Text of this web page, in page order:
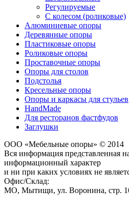
Регулируемые
С колесом (роликовые)
Алюминиевые опоры
Деревянные опоры
Пластиковые опоры
Роликовые опоры
Проставочные опоры
Опоры для столов
Подстолья
Кресельные опоры
Опоры и каркасы для стульев
HandMade
Для ресторанов фастфудов
Заглушки
ООО «Мебельные опоры» © 2014
Вся информация представленная
информационный характер
и ни при каких условиях не
Офис/Склад:
МО, Мытищи, ул. Воронина, стр.